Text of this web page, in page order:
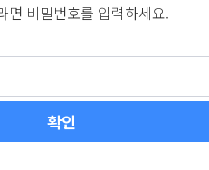
면 비밀번호를 입력하세요.